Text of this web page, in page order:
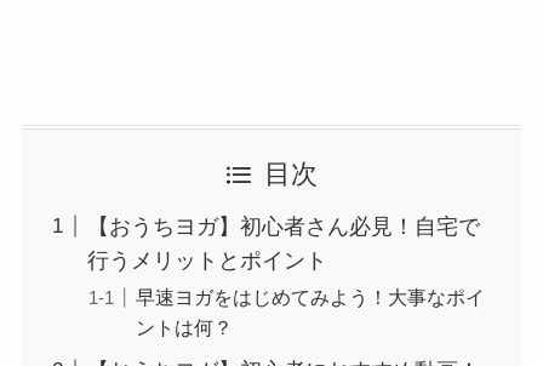
目次
【おうちヨガ】初心者さん必見！自宅で
行うメリットとポイント
早速ヨガをはじめてみよう！大事なポイ
ントは何？